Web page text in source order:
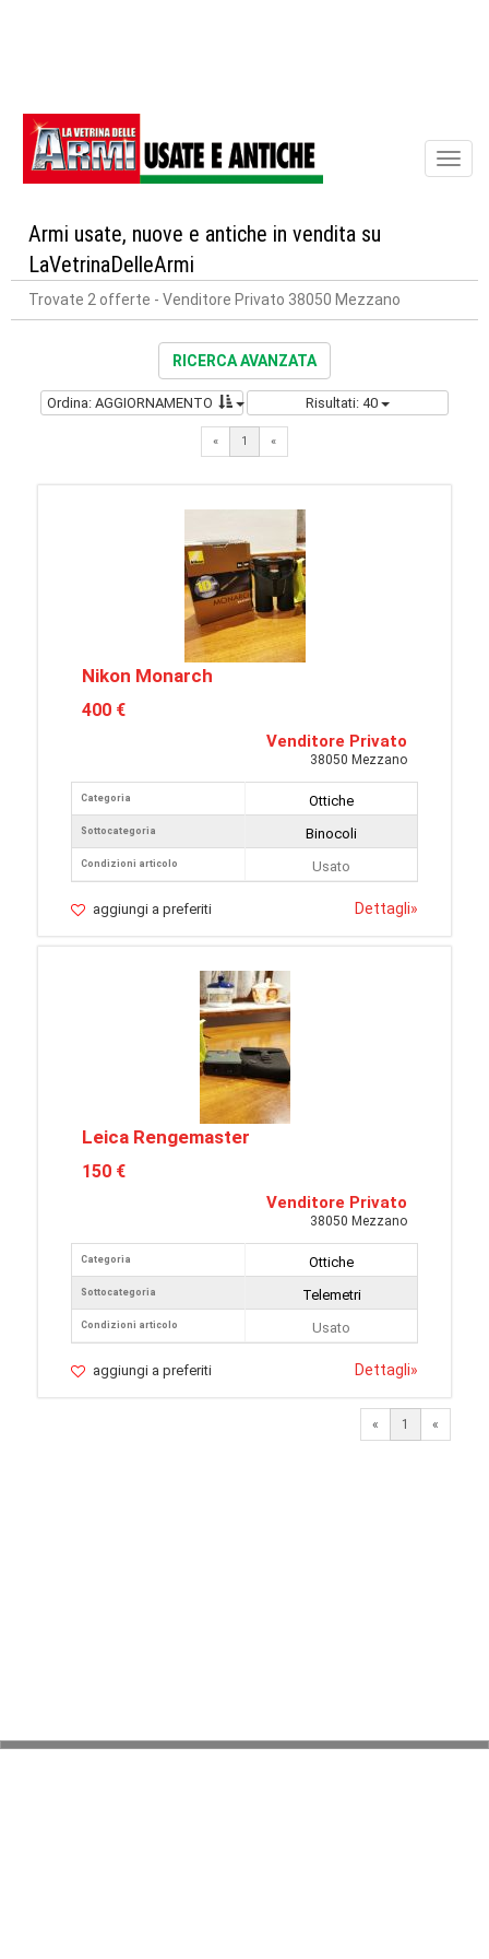
Armi usate, nuove e antiche in vendita su
LaVetrinaDelleArmi
Trovate 2 offerte - Venditore Privato 38050 Mezzano
RICERCA AVANZATA
Ordina: AGGIORNAMENTO Risultati: 40
« 1 «
Nikon Monarch
400 €
Venditore Privato
38050 Mezzano
Categoria
Sottocategoria
Condizioni articolo
Ottiche
Binocoli
Usato
aggiungi a preferiti Dettagli»
Leica Rengemaster
150 €
Venditore Privato
38050 Mezzano
Categoria
Sottocategoria
Condizioni articolo
Ottiche
Telemetri
Usato
aggiungi a preferiti Dettagli»
« 1 «